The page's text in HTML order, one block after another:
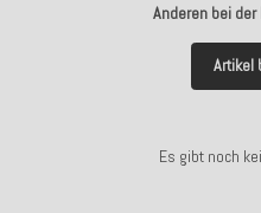
Anderen bei
Artikel
Es gibt noch